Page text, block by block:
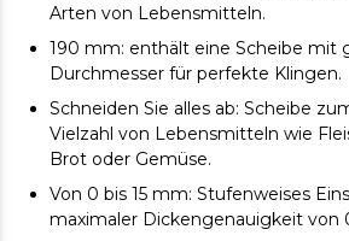
Arten von Lebensmitteln.
190 mm: enthält eine Scheibe mit
Durchmesser für perfekte Klingen.
Schneiden Sie alles ab: Scheibe
Vielzahl von Lebensmitteln wie
Brot oder Gemüse.
Von 0 bis 15 mm: Stufenweises
maximaler Dickengenauigkeit von